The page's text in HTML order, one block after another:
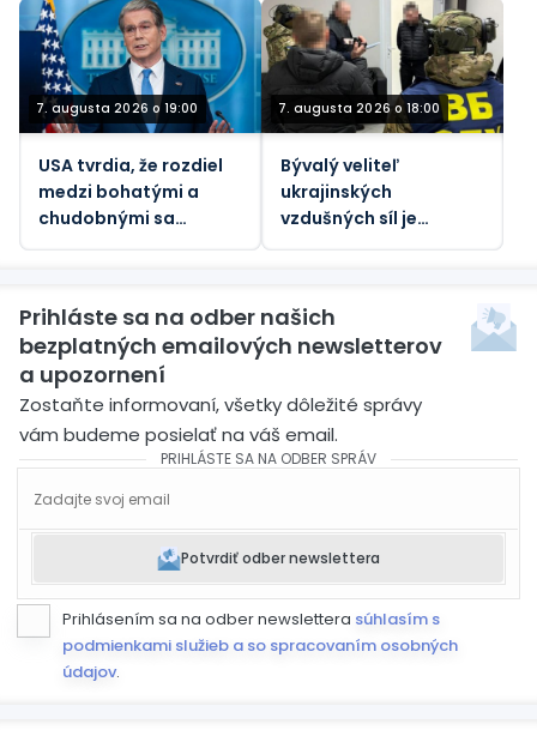
7. augusta 2026 o 19:00
USA tvrdia, že rozdiel
medzi bohatými a
chudobnými sa
7. augusta 2026 o 18:00
Bývalý veliteľ
ukrajinských
vzdušných síl je
Prihláste sa na odber našich
bezplatných emailových newsletterov
a upozornení
Zostaňte informovaní, všetky dôležité správy
vám budeme posielať na váš email.
PRIHLÁSTE SA NA ODBER SPRÁV
Potvrdiť odber newslettera
Prihlásením sa na odber newslettera súhlasím s
podmienkami služieb a so spracovaním osobných
údajov.